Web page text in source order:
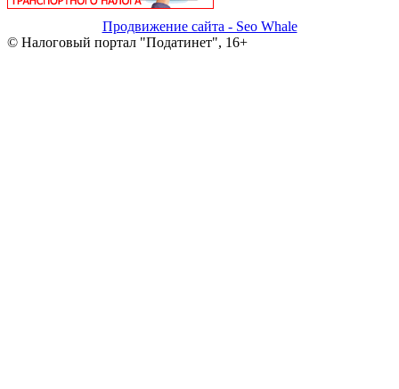
Продвижение сайта - Seo Whale
© Налоговый портал "Податинет", 16+